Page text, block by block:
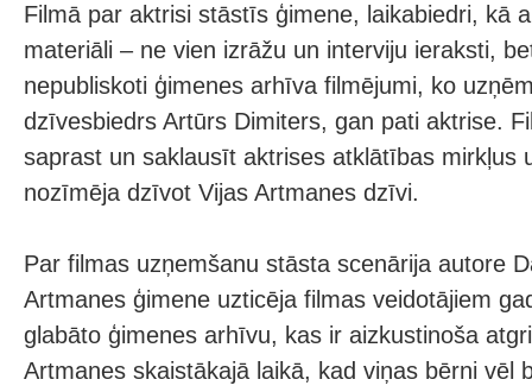
Filmā par aktrisi stāstīs ģimene, laikabiedri, kā
materiāli – ne vien izrāžu un interviju ieraksti,
nepubliskoti ģimenes arhīva filmējumi, ko
dzīvesbiedrs Artūrs Dimiters, gan pati aktrise.
saprast un saklausīt aktrises atklātības mirkļus
nozīmēja dzīvot Vijas Artmanes dzīvi.
Par filmas uzņemšanu stāsta scenārija autore
Artmanes ģimene uzticēja filmas veidotājiem
glabāto ģimenes arhīvu, kas ir aizkustinoša
Artmanes skaistākajā laikā, kad viņas bērni vēl